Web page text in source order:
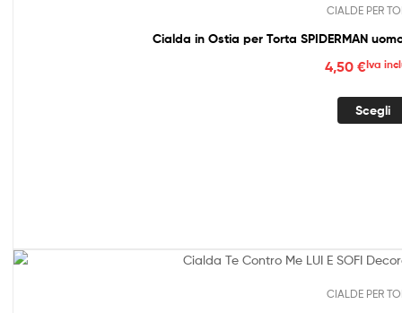
CIALDE PER
Cialda in
4,50 €Iva
Scegli
CIALDE PER